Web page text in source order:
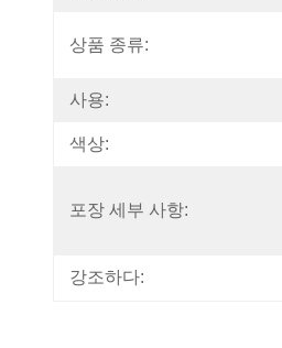
상품 종류:
사용:
색상:
포장 세부 사항:
강조하다: